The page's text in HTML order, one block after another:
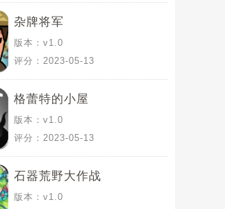
杂牌将军
版本：v1.0
评分：2023-05-13
格蕾特的小屋
版本：v1.0
评分：2023-05-13
石器荒野大作战
版本：v1.0